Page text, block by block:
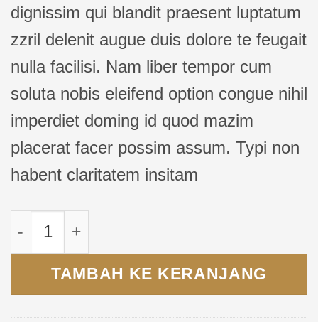
dignissim qui blandit praesent luptatum
zzril delenit augue duis dolore te feugait
nulla facilisi. Nam liber tempor cum
soluta nobis eleifend option congue nihil
imperdiet doming id quod mazim
placerat facer possim assum. Typi non
habent claritatem insitam
Kuantitas Weekend Wine Course
TAMBAH KE KERANJANG